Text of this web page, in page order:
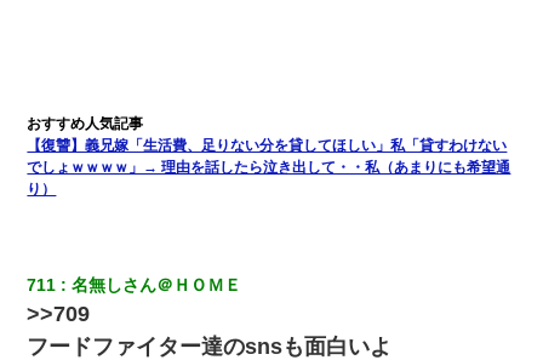
【驚愕】私「今まで育てた分のお金返してね(冗談)」息子「はい、
3000万円」→数年後。私「妹が病気になったから援助して欲し
い」→
【悲報】姉と入浴中に大きくなってしまった結果ｗｗｗｗｗｗｗ
ｗ
【復讐】義兄嫁「生活費、足りない分を貸してほしい」私「貸すわけない
でしょｗｗｗｗ」→ 理由を話したら泣き出して・・私（あまりにも希望通
り）
711 名無しさん＠ＨＯＭＥ
>>709
フードファイター達のsnsも面白いよ